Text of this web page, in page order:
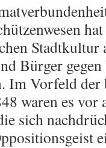
Stadtkultur
Bürger
Im Vorfeld
waren es vor
sich